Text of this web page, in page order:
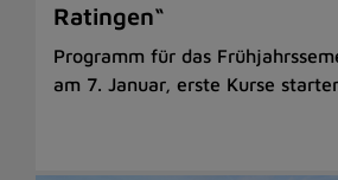
Ratingen“
Programm für das
am 7. Januar, erste Kurse